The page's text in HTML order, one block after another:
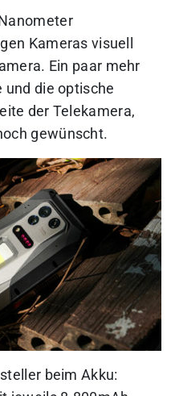
Kameras visuell
Ein paar mehr
und die optische
der Telekamera,
gewünscht.
beim Akku: